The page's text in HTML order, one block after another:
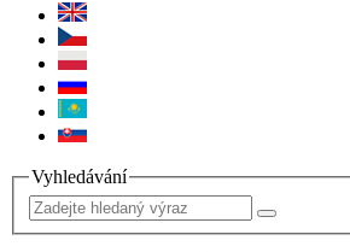
Vyhledávání